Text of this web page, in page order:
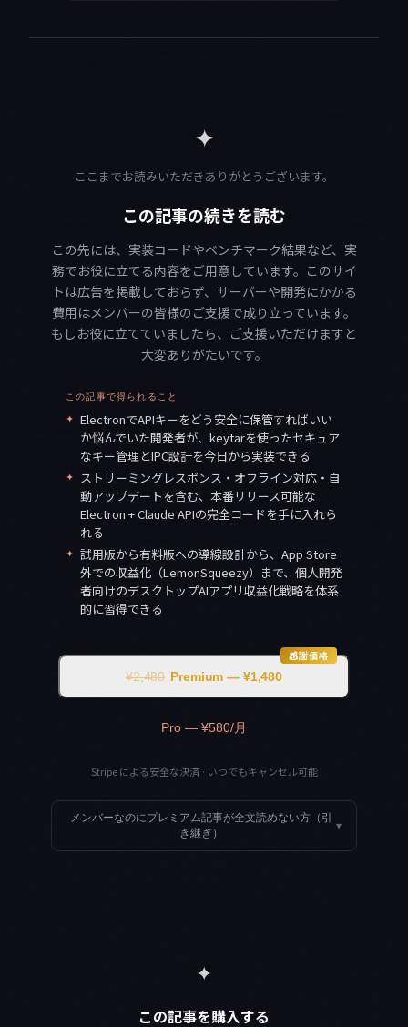
✦
ここまでお読みいただきありがとうございます。
この記事の続きを読む
この先には、実装コードやベンチマーク結果など、実
務でお役に立てる内容をご用意しています。このサイ
トは広告を掲載しておらず、サーバーや開発にかかる
費用はメンバーの皆様のご支援で成り立っています。
もしお役に立てていましたら、ご支援いただけますと
大変ありがたいです。
この記事で得られること
✦ ElectronでAPIキーをどう安全に保管すればいい
か悩んでいた開発者が、keytarを使ったセキュア
なキー管理とIPC設計を今日から実装できる
✦ ストリーミングレスポンス・オフライン対応・自
動アップデートを含む、本番リリース可能な
Electron + Claude APIの完全コードを手に入れら
れる
✦ 試用版から有料版への導線設計から、App Store
外での収益化（LemonSqueezy）まで、個人開発
者向けのデスクトップAIアプリ収益化戦略を体系
的に習得できる
感謝価格
¥2,480 Premium — ¥1,480
Pro — ¥580/月
Stripe による安全な決済 · いつでもキャンセル可能
メンバーなのにプレミアム記事が全文読めない方（引
き継ぎ）
▾
✦
この記事を購入する